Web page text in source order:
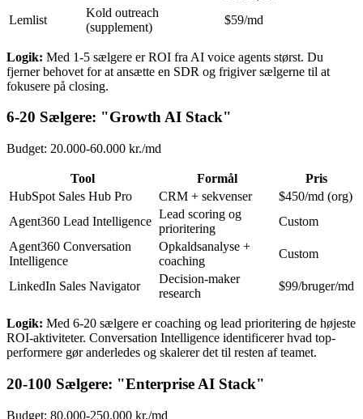
Lemlist
Kold outreach
(supplement)
$59/md
Logik: Med 1-5 sælgere er ROI fra AI voice agents størst. Du
fjerner behovet for at ansætte en SDR og frigiver sælgerne til at
fokusere på closing.
6-20 Sælgere: "Growth AI Stack"
Budget: 20.000-60.000 kr./md
Tool Formål
Pris
HubSpot Sales Hub Pro
CRM + sekvenser
$450/md (org)
Agent360 Lead Intelligence
Lead scoring og
prioritering
Custom
Agent360 Conversation
Intelligence
Opkaldsanalyse +
coaching
Custom
LinkedIn Sales Navigator
Decision-maker
research
$99/bruger/md
Logik: Med 6-20 sælgere er coaching og lead prioritering de højeste
ROI-aktiviteter. Conversation Intelligence identificerer hvad top-
performere gør anderledes og skalerer det til resten af teamet.
20-100 Sælgere: "Enterprise AI Stack"
Budget: 80.000-250.000 kr./md